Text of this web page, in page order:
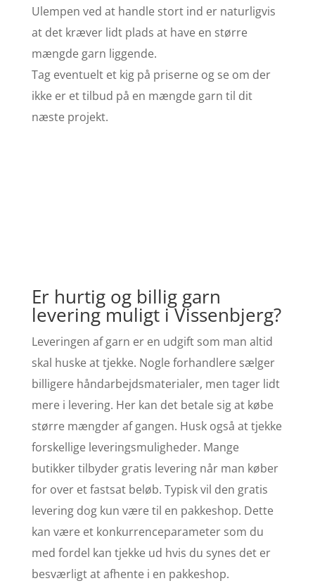
Ulempen ved at handle stort ind er naturligvis
at det kræver lidt plads at have en større
mængde garn liggende.
Tag eventuelt et kig på priserne og se om der
ikke er et tilbud på en mængde garn til dit
næste projekt.
Er hurtig og billig garn
levering muligt i Vissenbjerg?
Leveringen af garn er en udgift som man altid
skal huske at tjekke. Nogle forhandlere sælger
billigere håndarbejdsmaterialer, men tager lidt
mere i levering. Her kan det betale sig at købe
større mængder af gangen. Husk også at tjekke
forskellige leveringsmuligheder. Mange
butikker tilbyder gratis levering når man køber
for over et fastsat beløb. Typisk vil den gratis
levering dog kun være til en pakkeshop. Dette
kan være et konkurrenceparameter som du
med fordel kan tjekke ud hvis du synes det er
besværligt at afhente i en pakkeshop.